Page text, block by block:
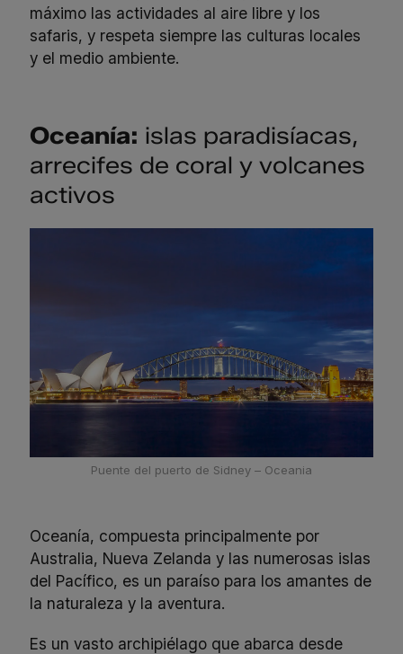
máximo las actividades al aire libre y los
safaris, y respeta siempre las culturas locales
y el medio ambiente.
Oceanía: islas paradisíacas,
arrecifes de coral y volcanes
activos
Puente del puerto de Sidney – Oceania
Oceanía, compuesta principalmente por
Australia, Nueva Zelanda y las numerosas islas
del Pacífico, es un paraíso para los amantes de
la naturaleza y la aventura.
Es un vasto archipiélago que abarca desde